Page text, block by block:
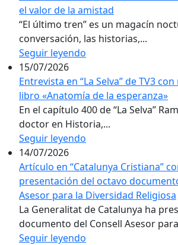
el valor de la amistad
“El último tren” es un magacín
conversación, las historias,...
Seguir leyendo
15/07/2026
Entrevista en “La Selva” de TV3
libro «Anatomía de la esperanza»
En el capítulo 400 de “La Selva”
doctor en Historia,...
Seguir leyendo
14/07/2026
Artículo en “Catalunya Cristiana”
presentación del octavo
Asesor para la Diversidad Religiosa
La Generalitat de Catalunya ha
documento del Consell Asesor
Seguir leyendo